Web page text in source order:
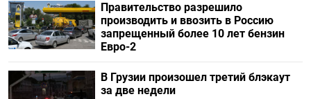
Правительство разрешило
производить и ввозить в Россию
запрещенный более 10 лет бензин
Евро-2
В Грузии произошел третий блэкаут
за две недели